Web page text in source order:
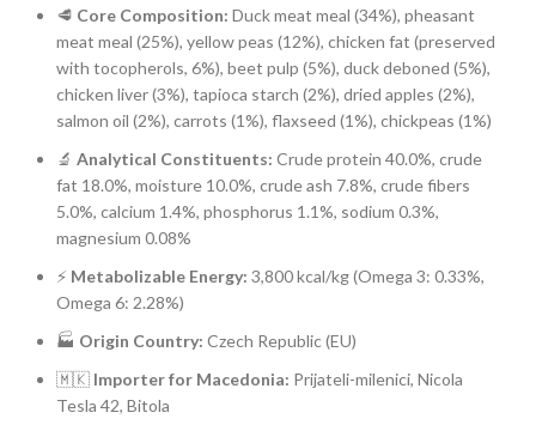
🥩 Core Composition: Duck meat meal (34%), pheasant
meat meal (25%), yellow peas (12%), chicken fat (preserved
with tocopherols, 6%), beet pulp (5%), duck deboned (5%),
chicken liver (3%), tapioca starch (2%), dried apples (2%),
salmon oil (2%), carrots (1%), flaxseed (1%), chickpeas (1%)
🔬 Analytical Constituents: Crude protein 40.0%, crude
fat 18.0%, moisture 10.0%, crude ash 7.8%, crude fibers
5.0%, calcium 1.4%, phosphorus 1.1%, sodium 0.3%,
magnesium 0.08%
⚡ Metabolizable Energy: 3,800 kcal/kg (Omega 3: 0.33%,
Omega 6: 2.28%)
🏭 Origin Country: Czech Republic (EU)
🇲🇰 Importer for Macedonia: Prijateli-milenici, Nicola
Tesla 42, Bitola